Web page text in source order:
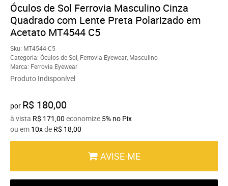
Óculos de Sol Ferrovia Masculino Cinza
Quadrado com Lente Preta Polarizado em
Acetato MT4544 C5
Sku: MT4544-C5
Categoria: Óculos de Sol Ferrovia Eyewear Masculino
Marca: Ferrovia Eyewear
Produto Indisponível
por R$ 180,00
à vista R$ 171,00 economize 5% no Pix
ou em 10xde R$ 18,00
AVISE-ME